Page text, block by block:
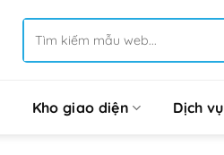
kiếm:
Kho giao diện Dịch vụ